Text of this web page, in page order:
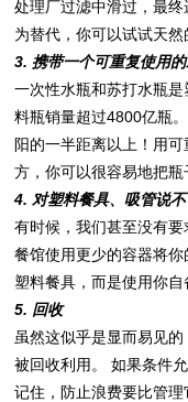
处理厂过滤中滑过，最
为替代，你可以试试天然
3. 携带一个可重复使用
一次性水瓶和苏打水瓶
料瓶销量超过4800亿瓶
阳的一半距离以上！用
方，你可以很容易地把瓶
4.对塑料餐具、吸管说不
有时候，我们甚至没有
餐馆使用更少的容器将
塑料餐具，而是使用你自
5. 回收
虽然这似乎是显而易见
被回收利用。 如果条件
记住，防止浪费要比管理